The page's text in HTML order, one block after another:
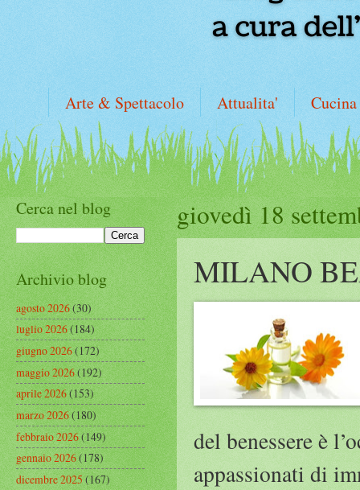
Arte & Spettacolo Attualita' Cucina
giovedì 18
MILANO
del benessere è
appassionati di
Cerca nel blog
Archivio blog
agosto 2026(30)
luglio 2026(184)
giugno 2026(172)
maggio 2026(192)
aprile 2026(153)
marzo 2026(180)
febbraio 2026(149)
gennaio 2026(178)
dicembre 2025(167)